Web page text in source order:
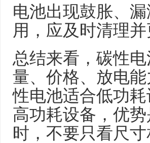
电池出现鼓胀、
用，应及时清理并
总结来看，碳性
量、价格、放电
性电池适合低功
高功耗设备，优
时，不要只看尺